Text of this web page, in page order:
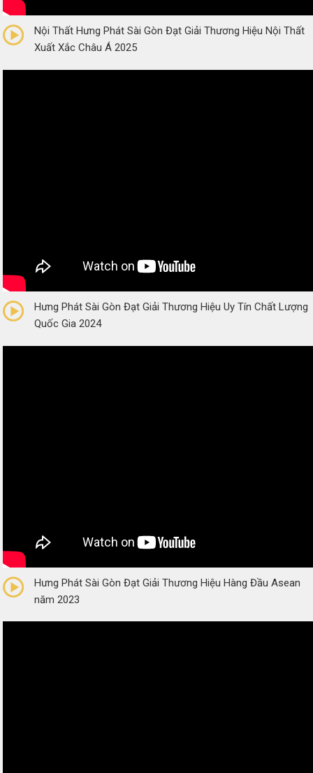
(0 Reviews)
Nội Thất Hưng Phát Sài Gòn Đạt Giải Thương Hiệu Nội Thất
Xuất Xắc Châu Á 2025
(0 Reviews)
Hưng Phát Sài Gòn Đạt Giải Thương Hiệu Uy Tín Chất Lượng
Quốc Gia 2024
(0 Reviews)
Hưng Phát Sài Gòn Đạt Giải Thương Hiệu Hàng Đầu Asean
năm 2023